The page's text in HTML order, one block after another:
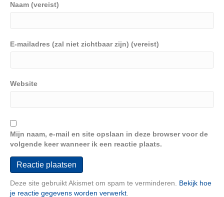
Naam (vereist)
E-mailadres (zal niet zichtbaar zijn) (vereist)
Website
Mijn naam, e-mail en site opslaan in deze browser voor de
volgende keer wanneer ik een reactie plaats.
Deze site gebruikt Akismet om spam te verminderen. Bekijk hoe
je reactie gegevens worden verwerkt